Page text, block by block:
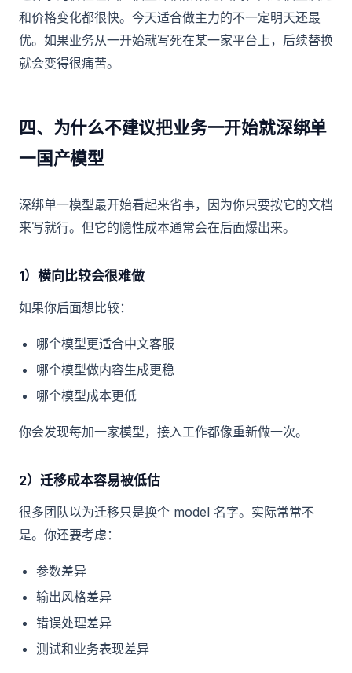
和价格变化都很快。今天适合做主力的不一定明天还最
优。如果业务从一开始就写死在某一家平台上，后续替换
就会变得很痛苦。
四、为什么不建议把业务一开始就深绑单
一国产模型
深绑单一模型最开始看起来省事，因为你只要按它的文档
来写就行。但它的隐性成本通常会在后面爆出来。
1）横向比较会很难做
如果你后面想比较：
哪个模型更适合中文客服
哪个模型做内容生成更稳
哪个模型成本更低
你会发现每加一家模型，接入工作都像重新做一次。
2）迁移成本容易被低估
很多团队以为迁移只是换个 model 名字。实际常常不
是。你还要考虑：
参数差异
输出风格差异
错误处理差异
测试和业务表现差异